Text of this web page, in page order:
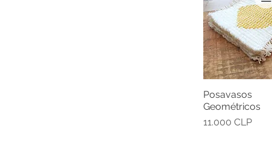
Vista
Posavasos
Geométricos
Precio
11.000 CLP